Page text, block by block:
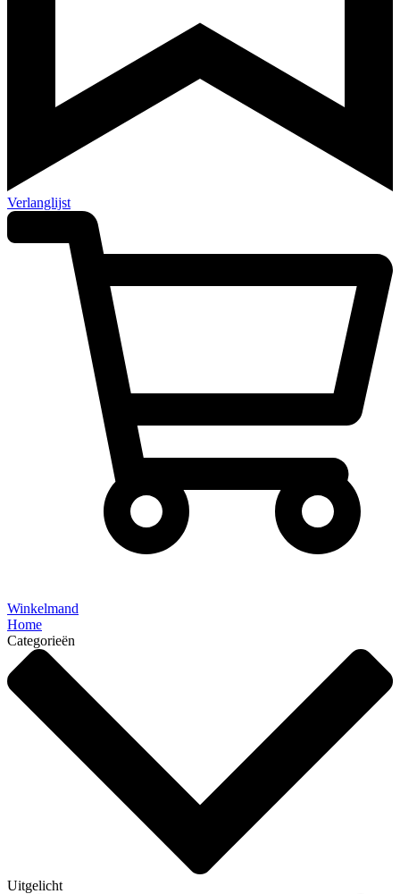
Verlanglijst
Winkelmand
Home
Categorieën
Uitgelicht